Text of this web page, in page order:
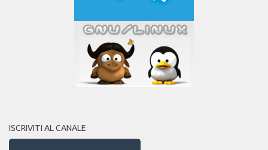
ISCRIVITI AL CANALE